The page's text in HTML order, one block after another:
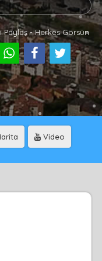
Paylaş - Herkes Görsün
Video